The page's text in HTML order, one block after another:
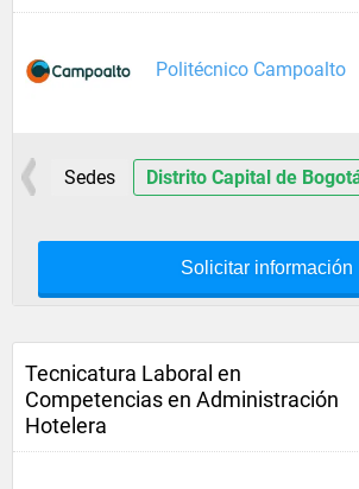
Politécnico Campoalto
Sedes Distrito Capital de
Solicitar información
Tecnicatura Laboral en
Competencias en Administración
Hotelera